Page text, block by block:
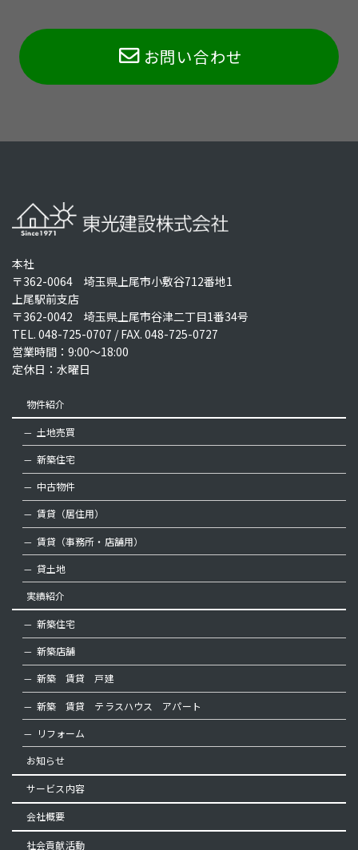
お問い合わせ
本社
〒362-0064 埼玉県上尾市小敷谷712番地1
上尾駅前支店
〒362-0042 埼玉県上尾市谷津二丁目1番34号
TEL. 048-725-0707 / FAX. 048-725-0727
営業時間：9:00～18:00
定休日：水曜日
物件紹介
土地売買
新築住宅
中古物件
賃貸（居住用）
賃貸（事務所・店舗用）
貸土地
実績紹介
新築住宅
新築店舗
新築 賃貸 戸建
新築 賃貸 テラスハウス アパート
リフォーム
お知らせ
サービス内容
会社概要
社会貢献活動